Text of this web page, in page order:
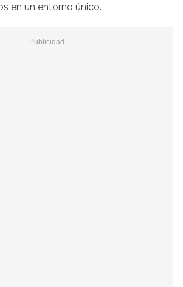
en un entorno único.